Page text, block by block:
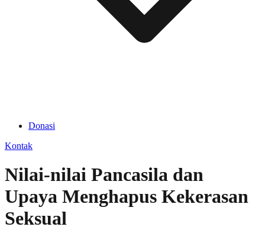
Donasi
Kontak
Nilai-nilai Pancasila dan
Upaya Menghapus Kekerasan
Seksual